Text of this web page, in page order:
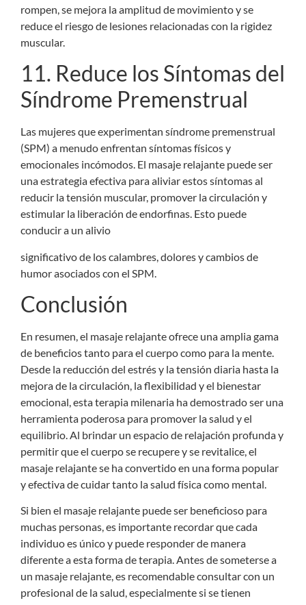
rompen, se mejora la amplitud de movimiento y se
reduce el riesgo de lesiones relacionadas con la rigidez
muscular.
11. Reduce los Síntomas del
Síndrome Premenstrual
Las mujeres que experimentan síndrome premenstrual
(SPM) a menudo enfrentan síntomas físicos y
emocionales incómodos. El masaje relajante puede ser
una estrategia efectiva para aliviar estos síntomas al
reducir la tensión muscular, promover la circulación y
estimular la liberación de endorfinas. Esto puede
conducir a un alivio
significativo de los calambres, dolores y cambios de
humor asociados con el SPM.
Conclusión
En resumen, el masaje relajante ofrece una amplia gama
de beneficios tanto para el cuerpo como para la mente.
Desde la reducción del estrés y la tensión diaria hasta la
mejora de la circulación, la flexibilidad y el bienestar
emocional, esta terapia milenaria ha demostrado ser una
herramienta poderosa para promover la salud y el
equilibrio. Al brindar un espacio de relajación profunda y
permitir que el cuerpo se recupere y se revitalice, el
masaje relajante se ha convertido en una forma popular
y efectiva de cuidar tanto la salud física como mental.
Si bien el masaje relajante puede ser beneficioso para
muchas personas, es importante recordar que cada
individuo es único y puede responder de manera
diferente a esta forma de terapia. Antes de someterse a
un masaje relajante, es recomendable consultar con un
profesional de la salud, especialmente si se tienen